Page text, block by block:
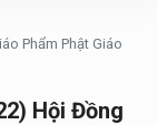
Phẩm Phật Giáo
Hội Đồng